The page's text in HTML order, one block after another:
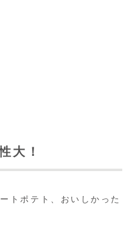
大！
トポテト、おいしかった